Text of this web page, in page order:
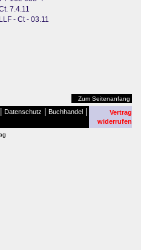
7.4.11
- Ct - 03.11
Zum Seitenanfang
Datenschutz Buchhandel
Vertrag
widerrufen